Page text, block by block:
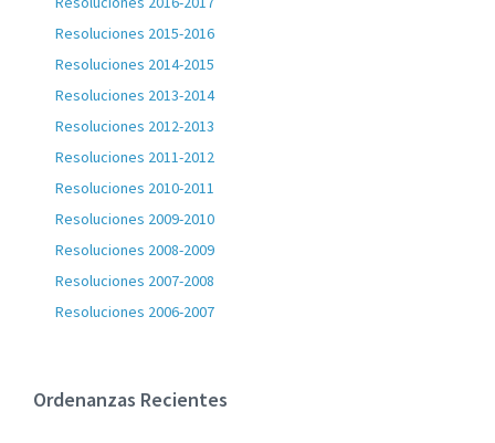
Resoluciones 2015-2016
Resoluciones 2014-2015
Resoluciones 2013-2014
Resoluciones 2012-2013
Resoluciones 2011-2012
Resoluciones 2010-2011
Resoluciones 2009-2010
Resoluciones 2008-2009
Resoluciones 2007-2008
Resoluciones 2006-2007
Ordenanzas Recientes